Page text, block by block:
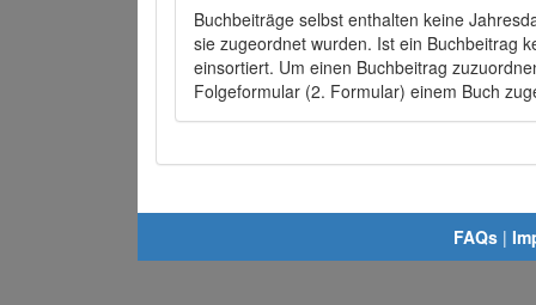
Buchbeiträge selbst enthalten keine
sie zugeordnet wurden. Ist ein Buchbeitrag
einsortiert. Um einen Buchbeitrag
Folgeformular (2. Formular) einem Buch
FAQs |